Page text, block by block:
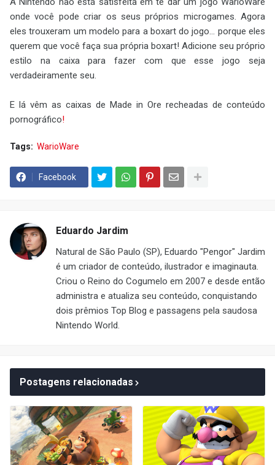
onde você pode criar os seus próprios microgames. Agora
eles trouxeram um modelo para a boxart do jogo... porque eles
querem que você faça sua própria boxart! Adicione seu próprio
estilo na caixa para fazer com que esse jogo seja
verdadeiramente seu.
E lá vêm as caixas de Made in Ore recheadas de conteúdo
pornográfico!
Tags: WarioWare
Facebook
Eduardo Jardim
Natural de São Paulo (SP), Eduardo "Pengor" Jardim
é um criador de conteúdo, ilustrador e imaginauta.
Criou o Reino do Cogumelo em 2007 e desde então
administra e atualiza seu conteúdo, conquistando
dois prêmios Top Blog e passagens pela saudosa
Nintendo World.
Postagens relacionadas